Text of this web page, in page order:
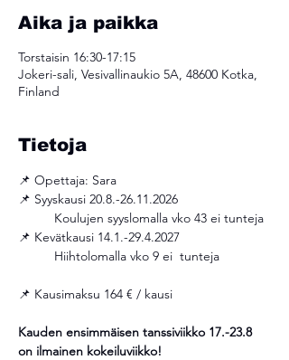
Aika ja paikka
Torstaisin 16:30-17:15
Jokeri-sali, Vesivallinaukio 5A, 48600 Kotka,
Finland
Tietoja
📌 Opettaja: Sara
📌 Syyskausi 20.8.-26.11.2026
	Koulujen syyslomalla vko 43 ei tunteja
📌 Kevätkausi 14.1.-29.4.2027
	Hiihtolomalla vko 9 ei  tunteja
📌 Kausimaksu 164 € / kausi
Kauden ensimmäisen tanssiviikko 17.-23.8
on ilmainen kokeiluviikko!